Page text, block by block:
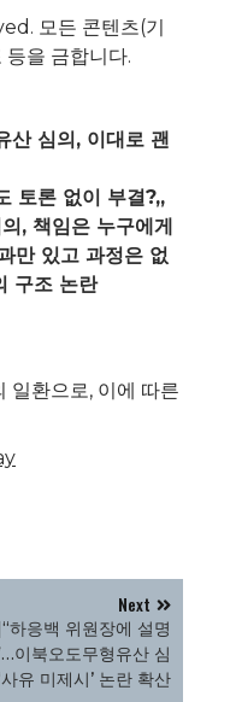
모든 콘텐츠(기
을 금합니다.
산 심의, 이대로 괜
토론 없이 부결?,,
, 책임은 누구에게
만 있고 과정은 없
구조 논란
일환으로, 이에 따른
Next
하응백 위원장에 설명
이북오도무형유산 심
사유 미제시’ 논란 확산